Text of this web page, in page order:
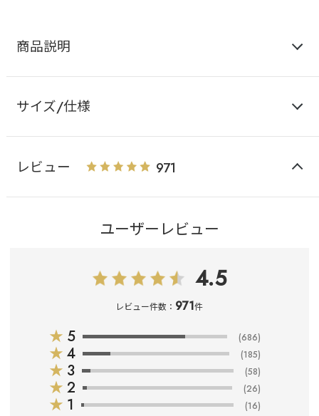
商品説明
サイズ/仕様
レビュー 971
ユーザーレビュー
4.5
レビュー件数： 971件
★ 5 (686)
★ 4 (185)
★ 3 (58)
★ 2 (26)
★ 1 (16)